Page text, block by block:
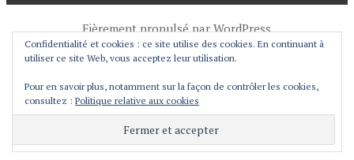
Fièrement propulsé par WordPress
Thème Pictorico parWordPress.com.
Confidentialité et cookies : ce site utilise des cookies. En continuant à
utiliser ce site Web, vous acceptez leur utilisation.
Pour en savoir plus, notamment sur la façon de contrôler les cookies,
consultez : Politique relative aux cookies